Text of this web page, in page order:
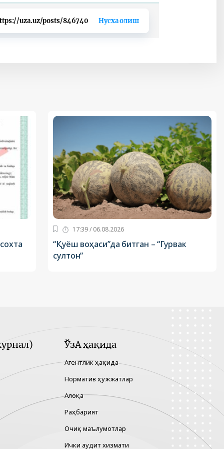
uza.uz/posts/846740 Нусха олиш
17:39 / 06.08.2026
“Қуёш воҳаси”да битган – “Гурвак
султон”
ЎзА ҳақида
Агентлик ҳақида
Норматив ҳужжатлар
Алоқа
Раҳбарият
Очиқ маълумотлар
Ички аудит хизмати